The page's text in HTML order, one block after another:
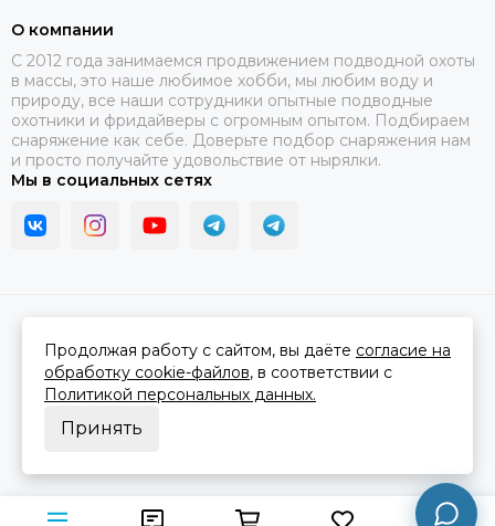
О компании
C 2012 года занимаемся продвижением подводной охоты
в массы, это наше любимое хобби, мы любим воду и
природу, все наши сотрудники опытные подводные
охотники и фридайверы с огромным опытом. Подбираем
снаряжение как себе. Доверьте подбор снаряжения нам
и просто получайте удовольствие от нырялки.
Мы в социальных сетях
Сделано вMOSK.STUDIOдля платформыInSales
Продолжая работу с сайтом, вы даёте согласие на
обработку cookie-файлов, в соответствии с
Политикой персональных данных.
Принять